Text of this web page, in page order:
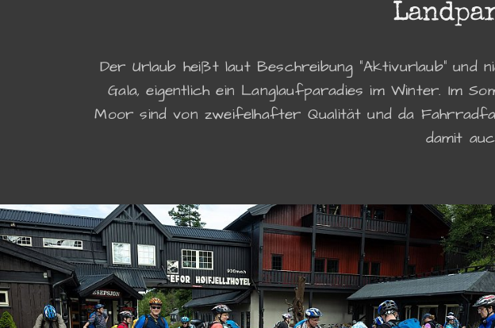
Der Urlaub heißt laut Beschreibung "Aktivurlaub" und
Gala, eigentlich ein Langlaufparadies im Winter. Im
Moor sind von zweifelhafter Qualität und da
damit